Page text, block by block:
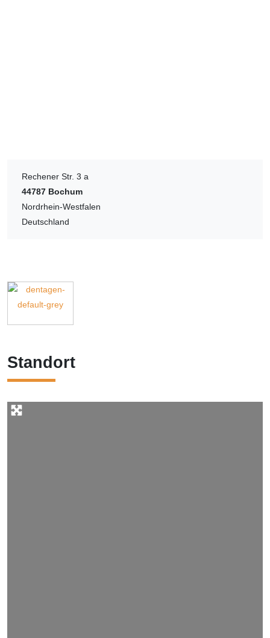
Rechener Str. 3 a
44787 Bochum
Nordrhein-Westfalen
Deutschland
Standort